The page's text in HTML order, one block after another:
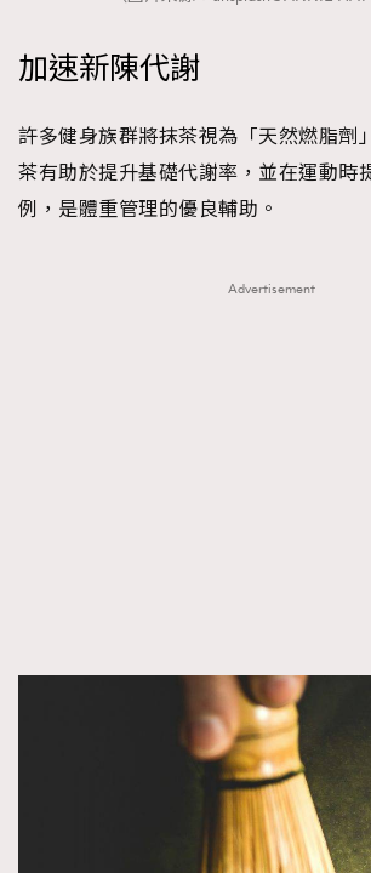
加速新陳代謝
許多健身族群將抹茶視為「天然燃脂劑
茶有助於提升基礎代謝率，並在運動時
例，是體重管理的優良輔助。
Advertisement